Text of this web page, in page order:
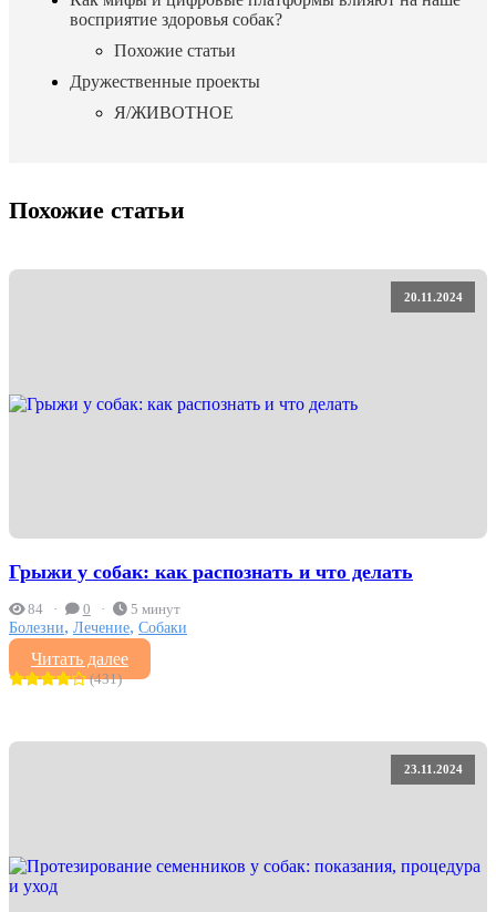
восприятие здоровья собак?
Похожие статьи
Дружественные проекты
Я/ЖИВОТНОЕ
Похожие статьи
20.11.2024
Грыжи у собак: как распознать и что делать
84 0 5 минут
Болезни, Лечение, Собаки
Читать далее
(431)
23.11.2024